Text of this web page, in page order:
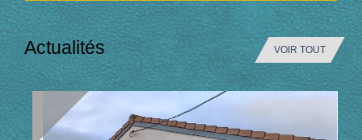
Actualités VOIR TOUT